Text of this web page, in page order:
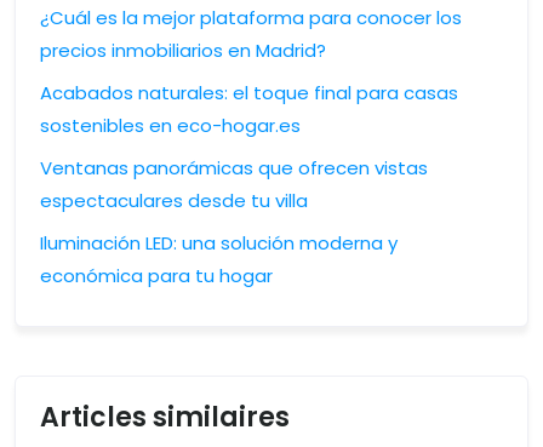
¿Cuál es la mejor plataforma para conocer los
precios inmobiliarios en Madrid?
Acabados naturales: el toque final para casas
sostenibles en eco-hogar.es
Ventanas panorámicas que ofrecen vistas
espectaculares desde tu villa
Iluminación LED: una solución moderna y
económica para tu hogar
Articles similaires